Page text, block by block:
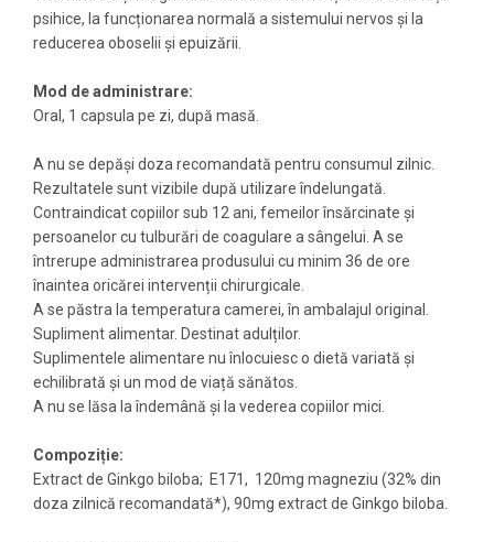
psihice, la funcționarea normală a sistemului nervos și la
reducerea oboselii și epuizării.
Mod de administrare:
Oral, 1 capsula pe zi, după masă.
A nu se depăși doza recomandată pentru consumul zilnic.
Rezultatele sunt vizibile după utilizare îndelungată.
Contraindicat copiilor sub 12 ani, femeilor însărcinate și
persoanelor cu tulburări de coagulare a sângelui. A se
întrerupe administrarea produsului cu minim 36 de ore
înaintea oricărei intervenții chirurgicale.
A se păstra la temperatura camerei, în ambalajul original.
Supliment alimentar. Destinat adulților.
Suplimentele alimentare nu înlocuiesc o dietă variată și
echilibrată și un mod de viață sănătos.
A nu se lăsa la îndemână și la vederea copiilor mici.
Compoziție:
Extract de Ginkgo biloba; E171, 120mg magneziu (32% din
doza zilnică recomandată*), 90mg extract de Ginkgo biloba.